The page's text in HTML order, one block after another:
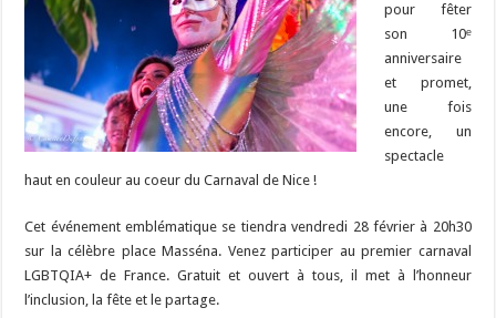
pour fêter
son 10ᵉ
anniversaire
et promet,
une fois
encore, un
spectacle
haut en couleur au coeur du Carnaval de Nice !
Cet événement emblématique se tiendra vendredi 28 février à 20h30
sur la célèbre place Masséna. Venez participer au premier carnaval
LGBTQIA+ de France. Gratuit et ouvert à tous, il met à l’honneur
l’inclusion, la fête et le partage.